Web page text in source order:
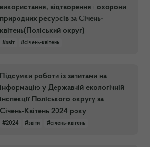
використання, відтворення і охорони
природних ресурсів за Січень-
квітень(Поліський округ)
#звіт #січень-квітень
Підсумки роботи із запитами на
інформацію у Державній екологічній
інспекції Поліського округу за
Січень-Квітень 2024 року
#2024 #звіти #січень-квітень